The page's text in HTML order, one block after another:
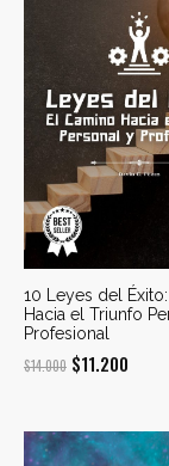
10 Leyes del
Hacia el Triunfo
Profesional
$14.000 El
era:
$11.200
es: